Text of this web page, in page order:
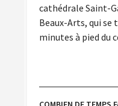
cathédrale Saint-
Beaux-Arts, qui se
minutes à pied du